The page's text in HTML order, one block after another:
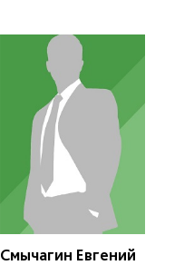
Смычагин Евгений